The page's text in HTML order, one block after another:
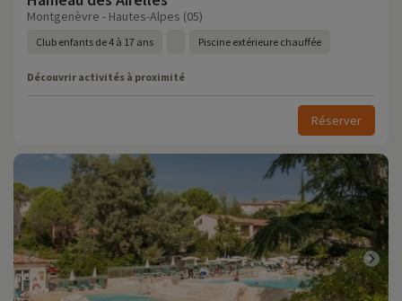
Montgenèvre - Hautes-Alpes (05)
Club enfants de 4 à 17 ans Piscine extérieure chauffée
Découvrir activités à proximité
Réserver